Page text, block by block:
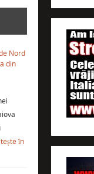
Nord
din
în